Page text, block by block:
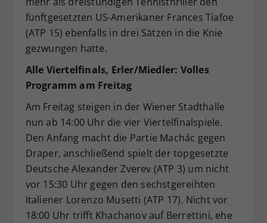
fünftgesetzten US-Amerikaner Frances Tiafoe
(ATP 15) ebenfalls in drei Sätzen in die Knie
gezwungen hatte.
Alle Viertelfinals, Erler/Miedler: Volles
Programm am Freitag
Am Freitag steigen in der Wiener Stadthalle
nun ab 14:00 Uhr die vier Viertelfinalspiele.
Den Anfang macht die Partie Machác gegen
Draper, anschließend spielt der topgesetzte
Deutsche Alexander Zverev (ATP 3) um nicht
vor 15:30 Uhr gegen den sechstgereihten
Italiener Lorenzo Musetti (ATP 17). Nicht vor
18:00 Uhr trifft Khachanov auf Berrettini, ehe